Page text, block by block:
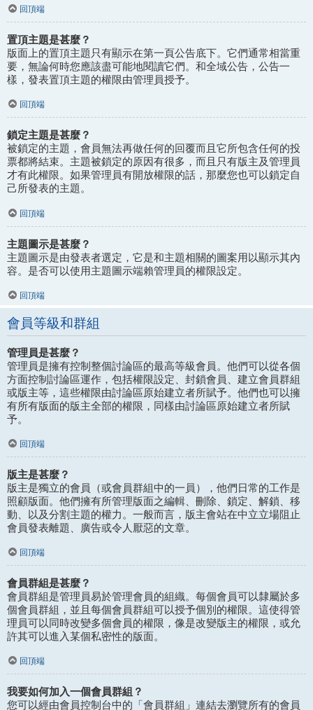
回頂端
置頂主題是甚麼？
版面上的置頂主題只有顯示在第一頁公告底下。它們通常相當重
要，無論何時您應該盡可能地閱讀它們。和全域公告，公告一
樣，發表置頂主題的權限由管理員授予。
回頂端
鎖定主題是甚麼？
被鎖定的主題，會員無法再做任何的回覆而且它所包含任何的投
票都將結束。主題被鎖定的原因有很多，而且只有版主及管理員
才有此權限。如果管理員有開放權限的話，那麼您也可以鎖定自
己所發表的主題。
回頂端
主題圖示是甚麼？
主題圖示是由發表者選定，它是和主題相關的圖案用以顯示其內
容。是否可以使用主題圖示端賴管理員的權限設定。
回頂端
會員等級和群組
管理員是甚麼？
管理員是擁有控制整個討論區的最高等級會員。他們可以從各個
方面控制討論區運作，包括權限設定、封鎖會員、建立會員群組
或版主等，這些權限由討論區原始建立者所賦予。他們也可以擁
有所有版面的版主全部的權限，同樣由討論區原始建立者所賦
予。
回頂端
版主是甚麼？
版主是獨立的會員（或會員群組中的一員），他們日常的工作是
照顧版面。他們擁有所管理版面之編輯、刪除、鎖定、解鎖、移
動、以及分割主題的權力。一般而言，版主會站在中立立場阻止
會員發表離題、廣告或令人厭惡的文章。
回頂端
會員群組是甚麼？
會員群組是管理員易於管理會員的組織。每個會員可以隸屬於多
個會員群組，並且每個會員群組可以授予個別的權限。這使得管
理員可以同時改變多個會員的權限，像是改變版主的權限，或允
許其可以進入某個私密性的版面。
回頂端
我要如何加入一個會員群組？
您可以經由會員控制台中的「會員群組」連結去瀏覽所有的會員